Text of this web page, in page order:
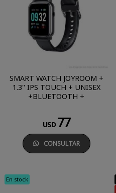
SMART WATCH JOYROOM +
1.3'' IPS TOUCH + UNISEX
+BLUETOOTH +
USD 77
CONSULTAR
En stock